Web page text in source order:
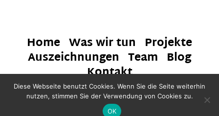
Home Was wir tun Projekte
Auszeichnungen Team Blog
Kontakt
© 2021 HAHAHA Global
Diese Webseite benutzt Cookies. Wenn Sie die Seite weiterhin
nutzen, stimmen Sie der Verwendung von Cookies zu.
OK